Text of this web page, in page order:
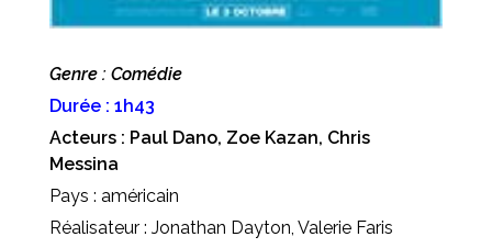
Genre : Comédie
Durée : 1h43
Acteurs : Paul Dano, Zoe Kazan, Chris
Messina
Pays : américain
Réalisateur : Jonathan Dayton, Valerie Faris